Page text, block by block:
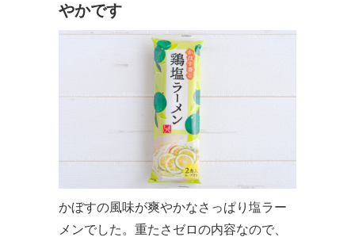
やかです
かぼすの風味が爽やかなさっぱり塩ラー
メンでした。重たさゼロの内容なので、